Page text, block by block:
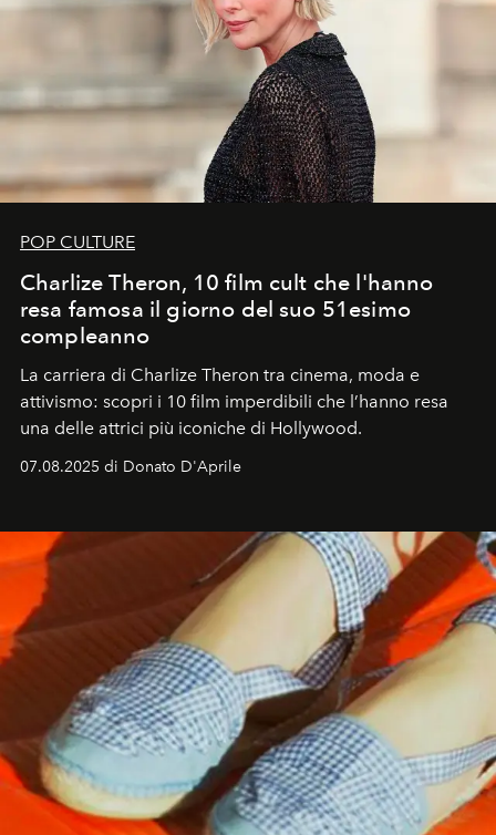
POP CULTURE
Charlize Theron, 10 film cult che l'hanno
resa famosa il giorno del suo 51esimo
compleanno
La carriera di Charlize Theron tra cinema, moda e
attivismo: scopri i 10 film imperdibili che l’hanno resa
una delle attrici più iconiche di Hollywood.
07.08.2025 di Donato D'Aprile